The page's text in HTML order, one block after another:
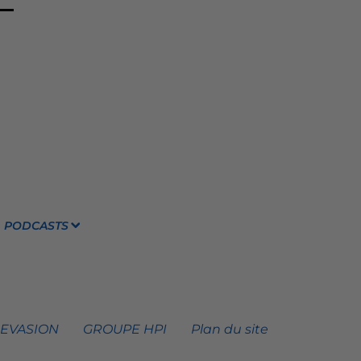
PODCASTS
GROUPE HPI Plan du site